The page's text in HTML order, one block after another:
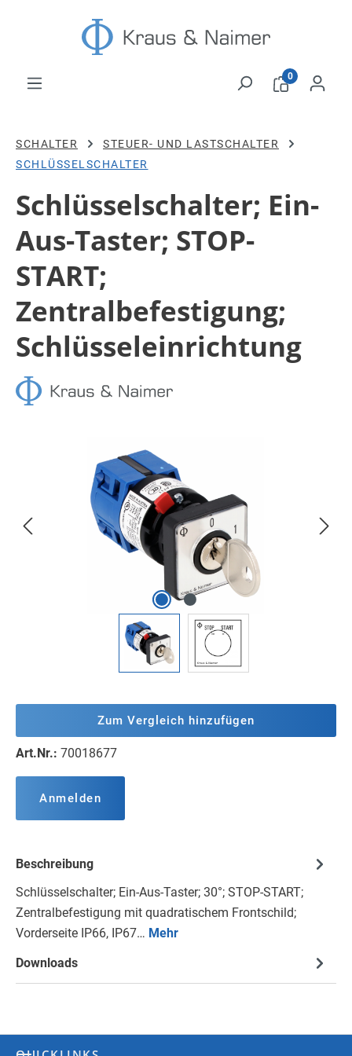
Zum Hauptinhalt springen
0
SCHALTER
STEUER- UND LASTSCHALTER
SCHLÜSSELSCHALTER
Schlüsselschalter; Ein-
Aus-Taster; STOP-
START;
Zentralbefestigung;
Schlüsseleinrichtung
Bildergalerie überspringen
Zum Vergleich hinzufügen
Art.Nr.: 70018677
Anmelden
Beschreibung
Schlüsselschalter; Ein-Aus-Taster; 30°; STOP-START;
Zentralbefestigung mit quadratischem Frontschild;
Vorderseite IP66, IP67… Mehr
Downloads